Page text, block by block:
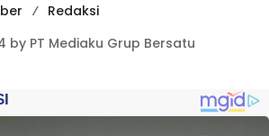
Redaksi
by PT Mediaku Grup Bersatu